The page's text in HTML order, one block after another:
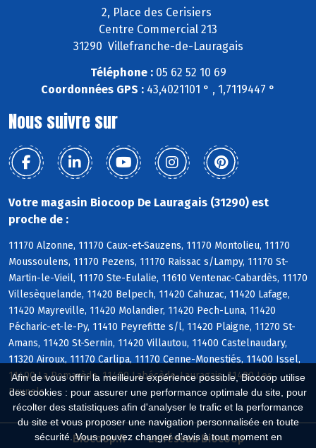
Afin de vous offrir la meilleure expérience possible, Biocoop utilise
des cookies : pour assurer une performance optimale du site, pour
récolter des statistiques afin d'analyser le trafic et la performance
du site et vous proposer une navigation personnalisée en toute
sécurité. Vous pouvez changer d'avis à tout moment en
2, Place des Cerisiers
Centre Commercial 213
31290 Villefranche-de-Lauragais
Téléphone :05 62 52 10 69
Coordonnées GPS : 43,4021101 ° , 1,7119447 °
Nous suivre sur
Votre magasin Biocoop De Lauragais (31290) est
proche de :
11170 Alzonne, 11170 Caux-et-Sauzens, 11170 Montolieu, 11170
Moussoulens, 11170 Pezens, 11170 Raissac s/Lampy, 11170 St-
Martin-le-Vieil, 11170 Ste-Eulalie, 11610 Ventenac-Cabardès, 11170
Villesèquelande, 11420 Belpech, 11420 Cahuzac, 11420 Lafage,
11420 Mayreville, 11420 Molandier, 11420 Pech-Luna, 11420
Pécharic-et-le-Py, 11410 Peyrefitte s/l, 11420 Plaigne, 11270 St-
Amans, 11420 St-Sernin, 11420 Villautou, 11400 Castelnaudary,
11320 Airoux, 11170 Carlipa, 11170 Cenne-Monestiés, 11400 Issel,
11400 La Pomarède, 11400 Labécède-Lauragais, 11400 Les
Brunels
Biocoop.fr Le réseau Biocoop